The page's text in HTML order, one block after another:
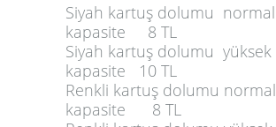
Siyah kartuş dolumu normal
kapasite 8 TL
Siyah kartuş dolumu yüksek
kapasite 10 TL
Renkli kartuş dolumu normal
kapasite 8 TL